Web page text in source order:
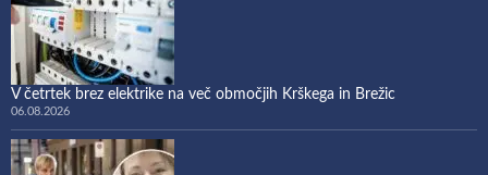
V četrtek brez elektrike na več območjih Krškega in Brežic
06.08.2026